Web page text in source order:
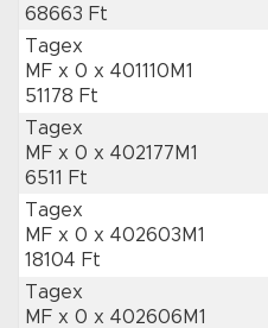
68663 Ft
Tagex
MF x 0 x 401110M1
51178 Ft
Tagex
MF x 0 x 402177M1
6511 Ft
Tagex
MF x 0 x 402603M1
18104 Ft
Tagex
MF x 0 x 402606M1